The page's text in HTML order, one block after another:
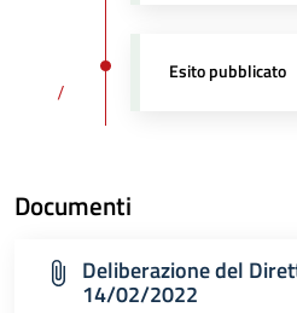
/
Esito pubblicato
Documenti
Deliberazione del
14/02/2022